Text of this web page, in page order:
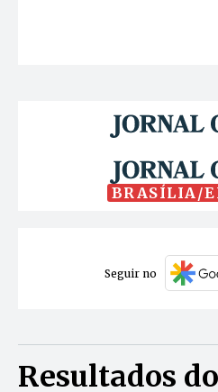
BRASÍLIA/
Seguir no
Resultados